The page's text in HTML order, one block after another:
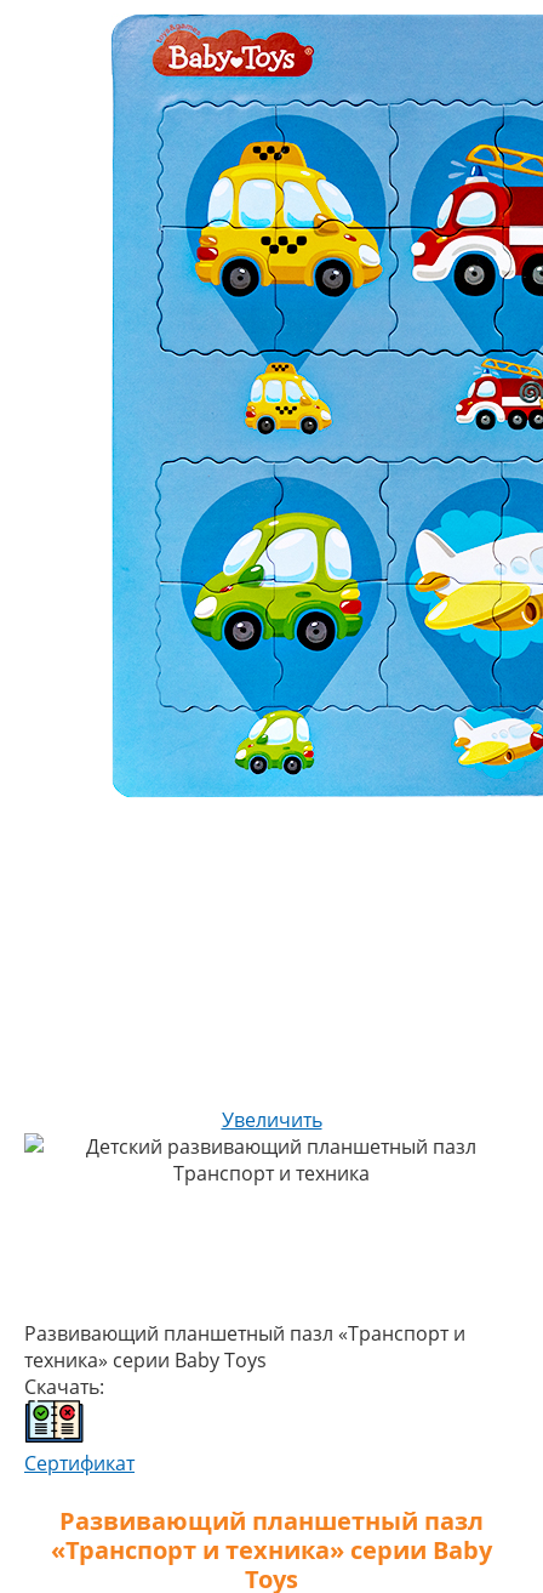
Увеличить
Развивающий планшетный пазл «Транспорт и
техника» серии Baby Toys
Скачать:
Сертификат
Развивающий планшетный пазл
«Транспорт и техника» серии Baby
Toys